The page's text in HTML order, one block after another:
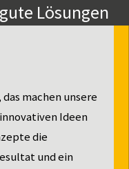
Lösungen
machen unsere
Ideen
die
und ein